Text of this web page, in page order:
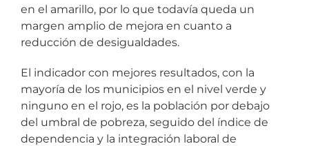
en el amarillo, por lo que todavía queda un
margen amplio de mejora en cuanto a
reducción de desigualdades.
El indicador con mejores resultados, con la
mayoría de los municipios en el nivel verde y
ninguno en el rojo, es la población por debajo
del umbral de pobreza, seguido del índice de
dependencia y la integración laboral de